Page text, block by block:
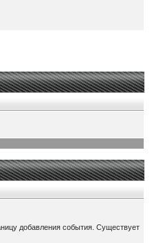
добавления события. Существует